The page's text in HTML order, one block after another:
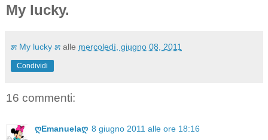
My lucky.
೫ My lucky ೫ alle mercoledì, giugno 08, 2011
Condividi
16 commenti:
ღEmanuelaღ 8 giugno 2011 alle ore 18:16